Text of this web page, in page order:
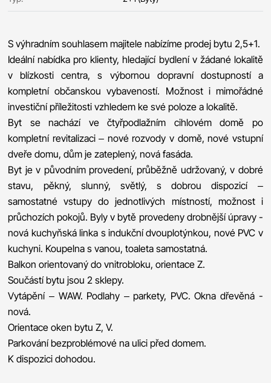
S výhradním souhlasem majitele nabízíme prodej bytu 2,5+1.
Ideální nabídka pro klienty, hledající bydlení v žádané lokalitě
v blízkosti centra, s výbornou dopravní dostupností a
kompletní občanskou vybaveností. Možnost i mimořádné
investiční příležitosti vzhledem ke své poloze a lokalitě.
Byt se nachází ve čtyřpodlažním cihlovém domě po
kompletní revitalizaci – nové rozvody v domě, nové vstupní
dveře domu, dům je zateplený, nová fasáda.
Byt je v původním provedení, průběžně udržovaný, v dobré
stavu, pěkný, slunný, světlý, s dobrou dispozicí –
samostatné vstupy do jednotlivých místností, možnost i
průchozích pokojů. Byly v bytě provedeny drobnější úpravy -
nová kuchyňská linka s indukční dvouplotýnkou, nové PVC v
kuchyni. Koupelna s vanou, toaleta samostatná.
Balkon orientovaný do vnitrobloku, orientace Z.
Součástí bytu jsou 2 sklepy.
Vytápění – WAW. Podlahy – parkety, PVC. Okna dřevěná -
nová.
Orientace oken bytu Z, V.
Parkování bezproblémové na ulici před domem.
K dispozici dohodou.